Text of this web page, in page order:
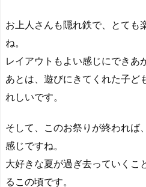
お上人さんも隠れ鉄で、とても
ね。
レイアウトもよい感じにできあ
あとは、遊びにきてくれた子ど
れしいです。
そして、このお祭りが終われば
感じですね。
大好きな夏が過ぎ去っていくこ
るこの頃です。